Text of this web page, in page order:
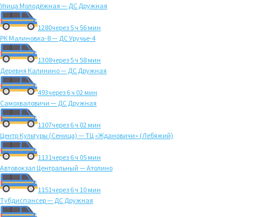
Улица Молодёжная — ДС Дружная
1280через 5 ч 56 мин
РК Малиновка-8 — ДС Уручье-4
1308через 5 ч 58 мин
Деревня Калинино — ДС Дружная
493через 6 ч 02 мин
Самохваловичи — ДС Дружная
1107через 6 ч 02 мин
Центр Культуры (Сеница) — ТЦ «Ждановичи» (Лебяжий)
1131через 6 ч 05 мин
Автовокзал Центральный — Атолино
1151через 6 ч 10 мин
Тубдиспансер — ДС Дружная